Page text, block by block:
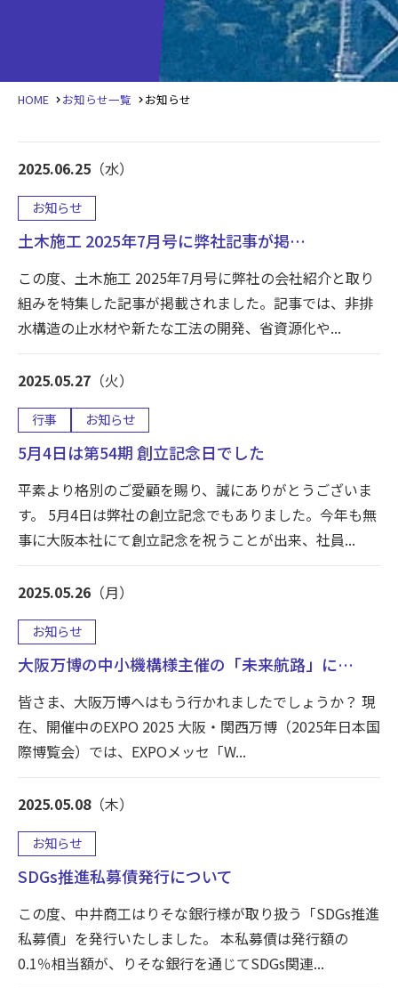
HOME お知らせ一覧 お知らせ
2025.06.25 （水）
お知らせ
土木施工 2025年7月号に弊社記事が掲…
この度、土木施工 2025年7月号に弊社の会社紹介と取り
組みを特集した記事が掲載されました。記事では、非排
水構造の止水材や新たな工法の開発、省資源化や...
2025.05.27 （火）
行事 お知らせ
5月4日は第54期 創立記念日でした
平素より格別のご愛顧を賜り、誠にありがとうございま
す。 5月4日は弊社の創立記念でもありました。今年も無
事に大阪本社にて創立記念を祝うことが出来、社員...
2025.05.26 （月）
お知らせ
大阪万博の中小機構様主催の「未来航路」に…
皆さま、大阪万博へはもう行かれましたでしょうか？ 現
在、開催中のEXPO 2025 大阪・関西万博（2025年日本国
際博覧会）では、EXPOメッセ「W...
2025.05.08（木）
お知らせ
SDGs推進私募債発行について
この度、中井商工はりそな銀行様が取り扱う「SDGs推進
私募債」を発行いたしました。 本私募債は発行額の
0.1％相当額が、りそな銀行を通じてSDGs関連...